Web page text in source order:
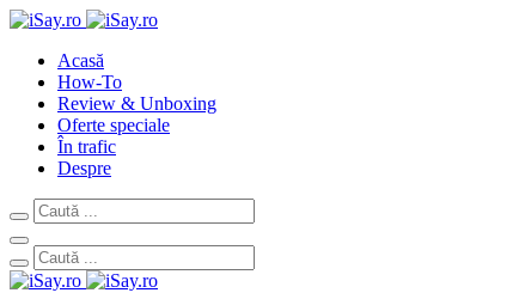
Acasă
How-To
Review & Unboxing
Oferte speciale
În trafic
Despre